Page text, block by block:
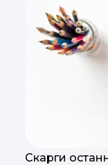
Скарги